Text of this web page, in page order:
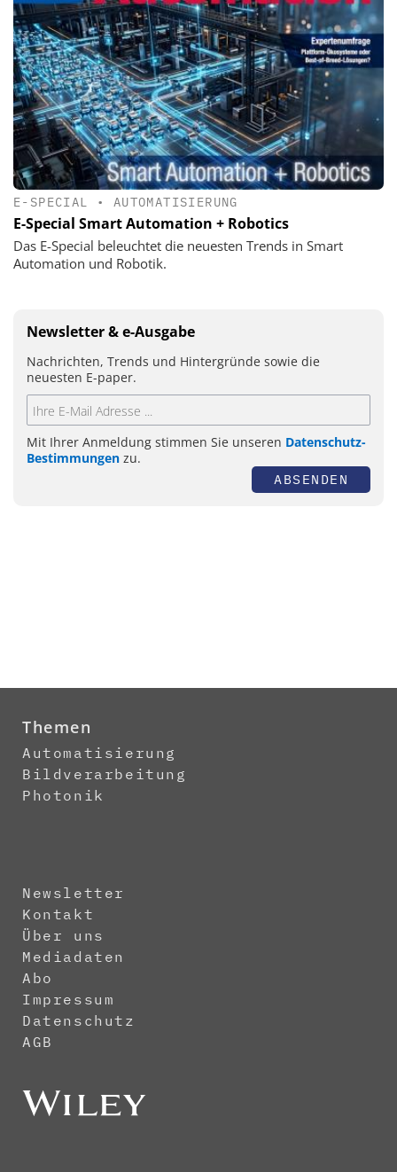
E-SPECIAL • AUTOMATISIERUNG
E-Special Smart Automation + Robotics
Das E-Special beleuchtet die neuesten Trends in Smart
Automation und Robotik.
Newsletter & e-Ausgabe
Nachrichten, Trends und Hintergründe sowie die
neuesten E-paper.
Mit Ihrer Anmeldung stimmen Sie unseren Datenschutz-
Bestimmungen zu.
ABSENDEN
Themen
Automatisierung
Bildverarbeitung
Photonik
Newsletter
Kontakt
Über uns
Mediadaten
Abo
Impressum
Datenschutz
AGB